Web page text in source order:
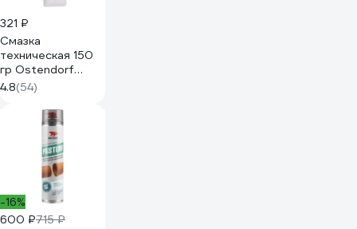
321 ₽
Смазка
техническая 150
гр Ostendorf
881800
4.8(54)
-16%
600 ₽715 ₽